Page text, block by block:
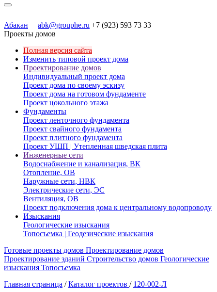
Абакан abk@grouphe.ru +7 (923) 593 73 33
Проекты домов
Полная версия сайта
Изменить типовой проект дома
Проектирование домов
Индивидуальный проект дома
Проект дома по своему эскизу
Проект дома на готовом фундаменте
Проект цокольного этажа
Фундаменты
Проект ленточного фундамента
Проект свайного фундамента
Проект плитного фундамента
Проект УШП | Утепленная шведская плита
Инженерные сети
Водоснабжение и канализация, ВК
Отопление, ОВ
Наружные сети, НВК
Электрические сети, ЭС
Вентиляция, ОВ
Проект подключения дома к центральному водопроводу
Изыскания
Геологические изыскания
Топосъемка | Геодезические изыскания
Готовые проекты домов Проектирование домов
Проектирование зданий Строительство домов Геологические
изыскания Топосъемка
Главная страница / Каталог проектов / 120-002-Л